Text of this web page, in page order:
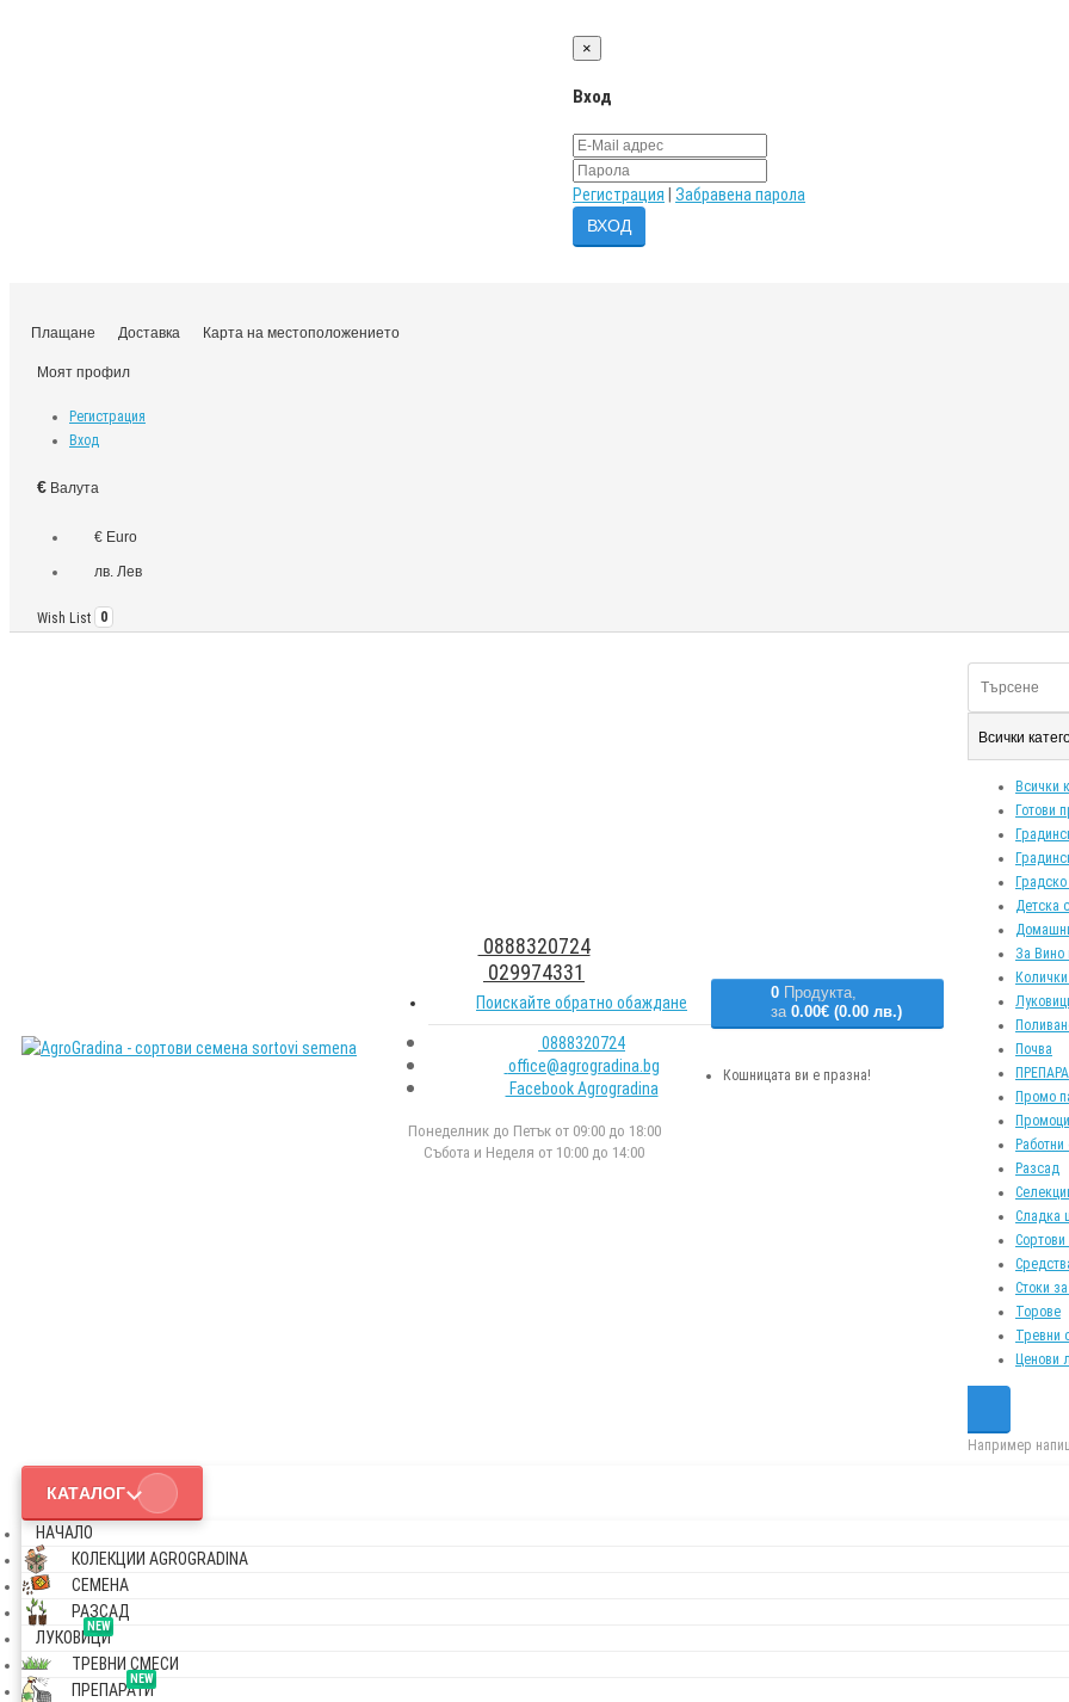
×
Вход
Регистрация Забравена парола
Плащане Доставка Карта на местоположението
Моят профил
Регистрация
Вход
€ Валута
€ Euro
лв. Лев
Wish List 0
0888320724
029974331
Поискайте обратно обаждане
0888320724
office@agrogradina.bg
Facebook Agrogradina
Понеделник до Петък от 09:00 до 18:00
Събота и Неделя от 10:00 до 14:00
0 Продукта,
за 0.00€ (0.00 лв.)
Кошницата ви е празна!
Всички
Всички
Готови
Детска
За Вино
Почва
Промо
Разсад
Сладка
Стоки
Торове
Тревни
Ценови
Например
КАТАЛОГ
НАЧАЛО
КОЛЕКЦИИ AGROGRADINA
СЕМЕНА
РАЗСАД
NEW
ЛУКОВИЦИ
ТРЕВНИ СМЕСИ
NEW
ПРЕПАРАТИ